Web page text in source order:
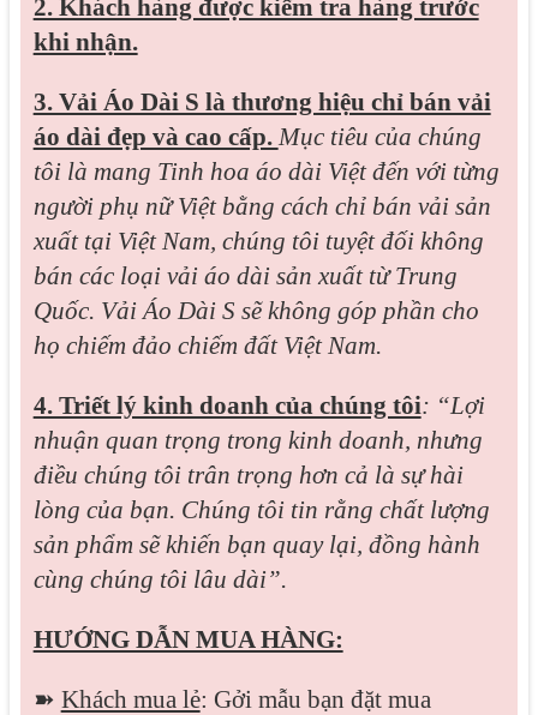
2. Khách hàng được kiểm tra hàng trước
khi nhận.
3. Vải Áo Dài S là thương hiệu chỉ bán vải
áo dài đẹp và cao cấp. Mục tiêu của chúng
tôi là mang Tinh hoa áo dài Việt đến với từng
người phụ nữ Việt bằng cách chỉ bán vải sản
xuất tại Việt Nam, chúng tôi tuyệt đối không
bán các loại vải áo dài sản xuất từ Trung
Quốc. Vải Áo Dài S sẽ không góp phần cho
họ chiếm đảo chiếm đất Việt Nam.
4. Triết lý kinh doanh của chúng tôi: “Lợi
nhuận quan trọng trong kinh doanh, nhưng
điều chúng tôi trân trọng hơn cả là sự hài
lòng của bạn. Chúng tôi tin rằng chất lượng
sản phẩm sẽ khiến bạn quay lại, đồng hành
cùng chúng tôi lâu dài”.
HƯỚNG DẪN MUA HÀNG:
➽ Khách mua lẻ: Gởi mẫu bạn đặt mua